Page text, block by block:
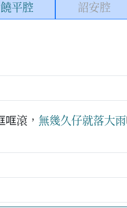
饒平腔 詔安腔
哐滾， 無幾久仔就落大雨